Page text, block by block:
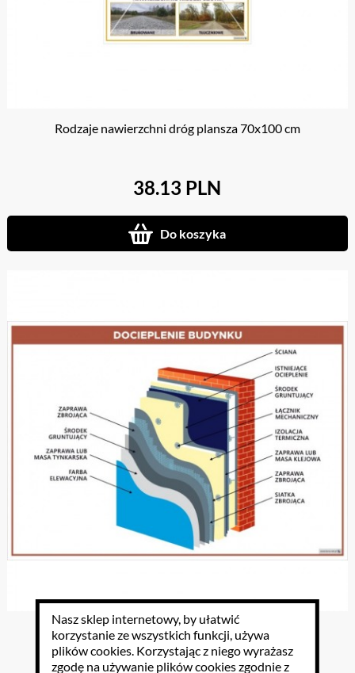
Rodzaje nawierzchni dróg plansza 70x100 cm
38.13 PLN
Do koszyka
Docieplenie budynku plansza 70x100 cm
Nasz sklep internetowy, by ułatwić
korzystanie ze wszystkich funkcji, używa
plików cookies. Korzystając z niego wyrażasz
zgodę na używanie plików cookies zgodnie z